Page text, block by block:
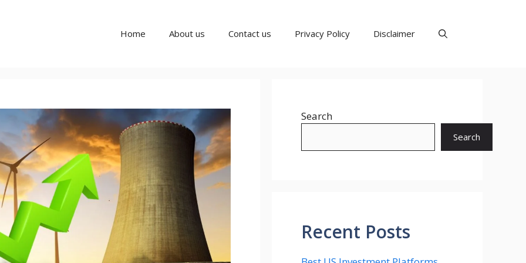
Home About us Contact us Privacy Policy Disclaimer
Search
Search
Recent Posts